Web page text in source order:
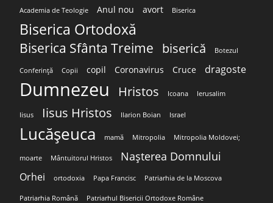
Academia de Teologie Anul nou avort Biserica
Biserica Ortodoxă
Biserica Sfânta Treime biserică Botezul
Conferință Copii copil Coronavirus Cruce dragoste
Dumnezeu Hristos Icoana Ierusalim
Iisus Iisus Hristos Ilarion Boian Israel
Lucășeuca mamă Mitropolia Mitropolia Moldovei;
moarte Mântuitorul Hristos Nașterea Domnului
Orhei ortodoxia Papa Francisc Patriarhia de la Moscova
Patriarhia Română Patriarhul Bisericii Ortodoxe Române